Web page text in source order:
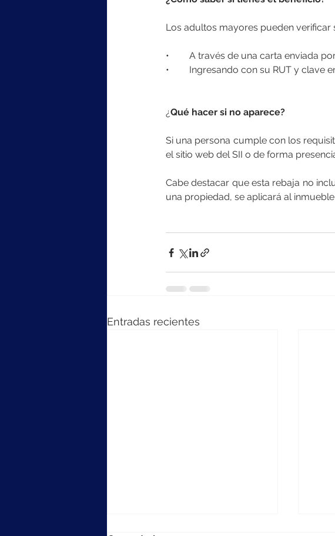
Los adultos mayores pueden verificar
•	A través de una carta enviada
•	Ingresando con su RUT y clave
¿Qué hacer si no aparece?
Si una persona cumple con los
el sitio web del SII o de forma
Cabe destacar que esta rebaja no
una propiedad, se aplicará al
Entradas recientes